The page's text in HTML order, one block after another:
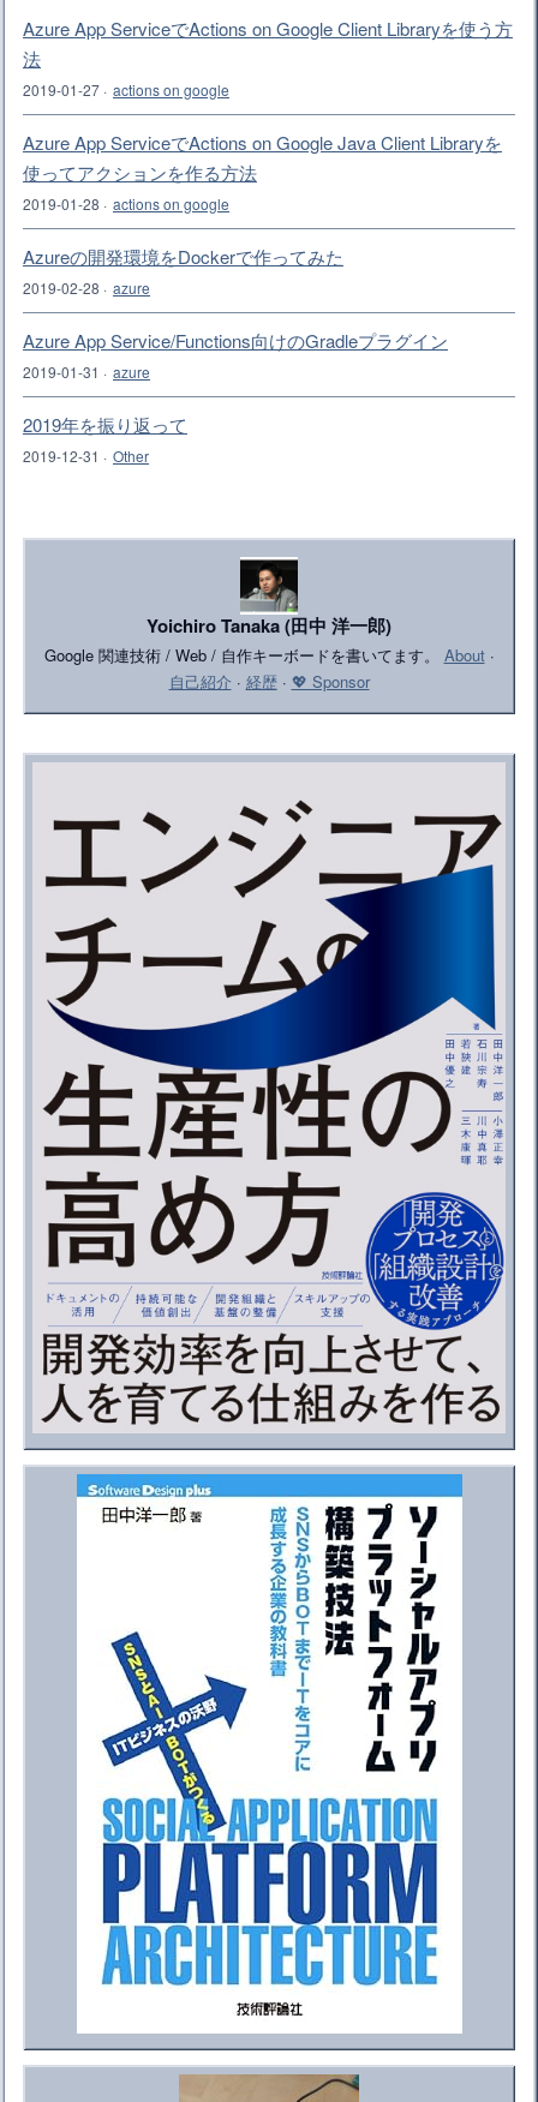
Azure App ServiceでActions on Google Client Libraryを使う方
法
2019-01-27 · actions on google
Azure App ServiceでActions on Google Java Client Libraryを
使ってアクションを作る方法
2019-01-28 · actions on google
Azureの開発環境をDockerで作ってみた
2019-02-28 · azure
Azure App Service/Functions向けのGradleプラグイン
2019-01-31 · azure
2019年を振り返って
2019-12-31 · Other
Yoichiro Tanaka (田中 洋一郎)
Google 関連技術 / Web / 自作キーボードを書いてます。 About·
自己紹介 · 経歴· 💖 Sponsor